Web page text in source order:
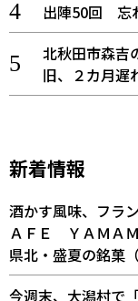
出陣50回 忘
北秋田市森
旧、２カ月遅
新着情報
酒かす風味、フ
ＡＦＥ ＹＡＭＡ
県北・盛夏の銘菓（
今週末、大潟村で